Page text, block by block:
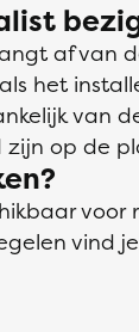
af van
het
van
op de
voor
vind